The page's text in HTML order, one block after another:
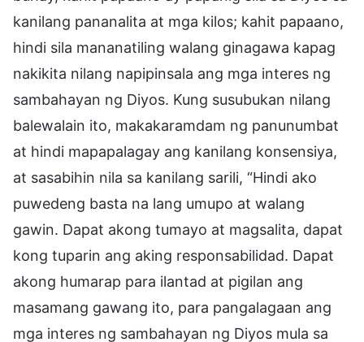
kanilang pananalita at mga kilos; kahit papaano,
hindi sila mananatiling walang ginagawa kapag
nakikita nilang napipinsala ang mga interes ng
sambahayan ng Diyos. Kung susubukan nilang
balewalain ito, makakaramdam ng panunumbat
at hindi mapapalagay ang kanilang konsensiya,
at sasabihin nila sa kanilang sarili, “Hindi ako
puwedeng basta na lang umupo at walang
gawin. Dapat akong tumayo at magsalita, dapat
kong tuparin ang aking responsabilidad. Dapat
akong humarap para ilantad at pigilan ang
masamang gawang ito, para pangalagaan ang
mga interes ng sambahayan ng Diyos mula sa